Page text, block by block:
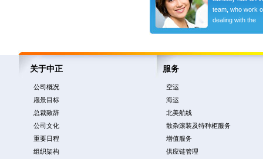
team, who work
dealing with the
关于中正
公司概况
愿景目标
总裁致辞
公司文化
重要日程
组织架构
服务
空运
海运
北美航线
散杂滚装及特种柜服务
增值服务
供应链管理